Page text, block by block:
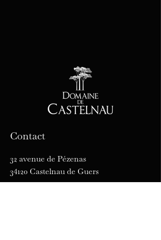
Contact
32 avenue de Pézenas
34120 Castelnau de Guers